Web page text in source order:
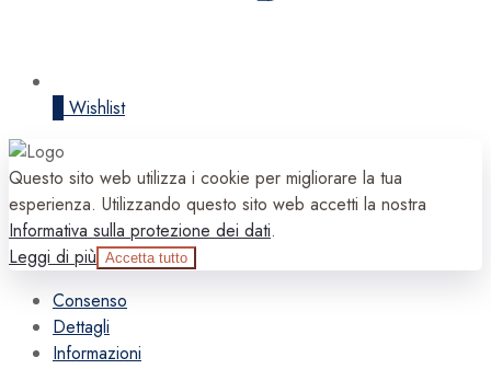
Wishlist
Questo sito web utilizza i cookie per migliorare la tua
esperienza. Utilizzando questo sito web accetti la nostra
Informativa sulla protezione dei dati.
Leggi di più Accetta tutto
Consenso
Dettagli
Informazioni